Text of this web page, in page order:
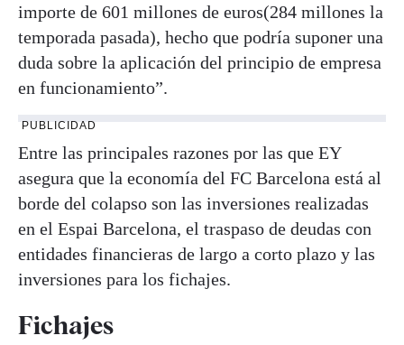
importe de 601 millones de euros(284 millones la
temporada pasada), hecho que podría suponer una
duda sobre la aplicación del principio de empresa
en funcionamiento”.
PUBLICIDAD
Entre las principales razones por las que EY
asegura que la economía del FC Barcelona está al
borde del colapso son las inversiones realizadas
en el Espai Barcelona, el traspaso de deudas con
entidades financieras de largo a corto plazo y las
inversiones para los fichajes.
Fichajes